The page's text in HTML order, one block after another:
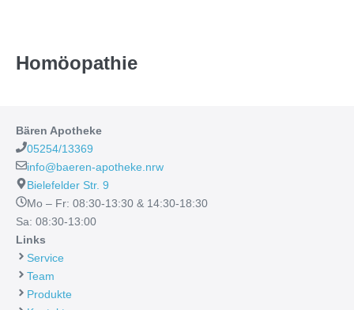
Homöopathie
Bären Apotheke
05254/13369
info@baeren-apotheke.nrw
Bielefelder Str. 9
Mo – Fr: 08:30-13:30 & 14:30-18:30
Sa: 08:30-13:00
Links
Service
Team
Produkte